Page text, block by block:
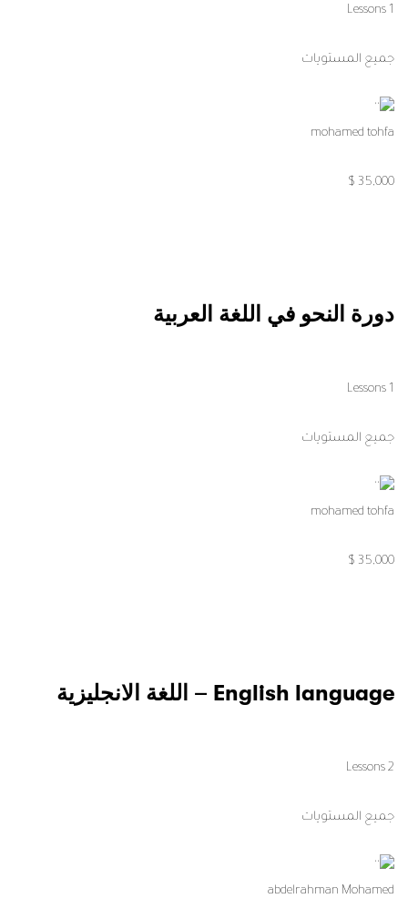
1 Lessons
جميع المستويات
mohamed tohfa
35,000 $
دورة النحو في اللغة العربية
1 Lessons
جميع المستويات
mohamed tohfa
35,000 $
English language – اللغة الانجليزية
2 Lessons
جميع المستويات
abdelrahman Mohamed